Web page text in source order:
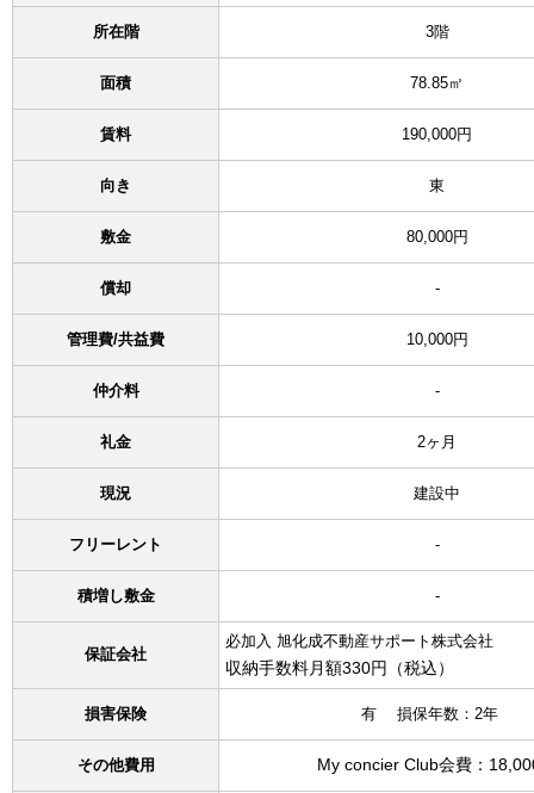
所在階 3階
面積 78.85㎡
賃料 190,000円
向き 東
敷金 80,000円
償却 -
管理費/共益費 10,000円
仲介料 -
礼金 2ヶ月
現況 建設中
フリーレント -
積増し敷金 -
保証会社
必加入 旭化成不動産サポート株式会社
収納手数料月額330円（税込）
損害保険 有 損保年数：2年
その他費用 My concier Club会費：